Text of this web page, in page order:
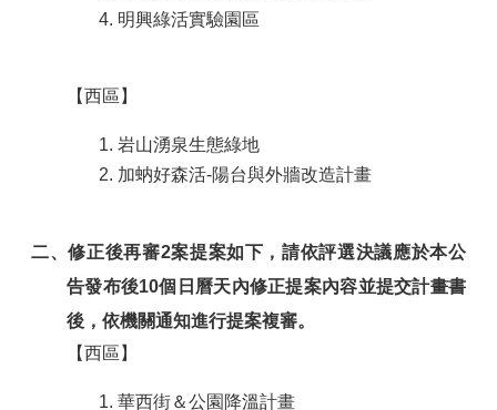
明興綠活實驗園區
【西區】
岩山湧泉⽣態綠地
加蚋好森活-陽台與外牆改造計畫
二、修正後再審2案提案如下，請依評選決議應於本公
告發布後10個日曆天內修正提案內容並提交計畫書
後，依機關通知進行提案複審。
【西區】
華西街＆公園降溫計畫